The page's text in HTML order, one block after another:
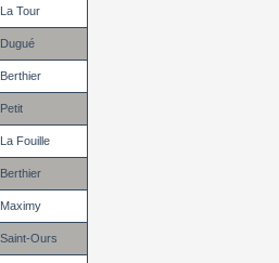
La Tour
Dugué
Berthier
Petit
La Fouille
Berthier
Maximy
Saint-Ours